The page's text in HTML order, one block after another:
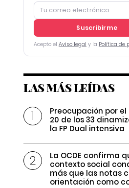
Suscribirme
Acepto el Aviso legal y la Política de
LAS MÁS LEÍDAS
Preocupación por el
20 de los 33
la FP Dual intensiva
La OCDE confirma
contexto social
más que las notas
orientación como